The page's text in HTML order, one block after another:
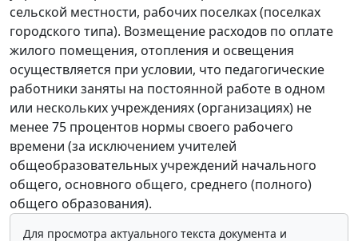
сельской местности, рабочих поселках (поселках
городского типа). Возмещение расходов по оплате
жилого помещения, отопления и освещения
осуществляется при условии, что педагогические
работники заняты на постоянной работе в одном
или нескольких учреждениях (организациях) не
менее 75 процентов нормы своего рабочего
времени (за исключением учителей
общеобразовательных учреждений начального
общего, основного общего, среднего (полного)
общего образования).
Для просмотра актуального текста документа и